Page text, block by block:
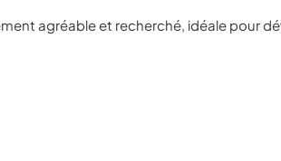
agréable et recherché, idéale pour